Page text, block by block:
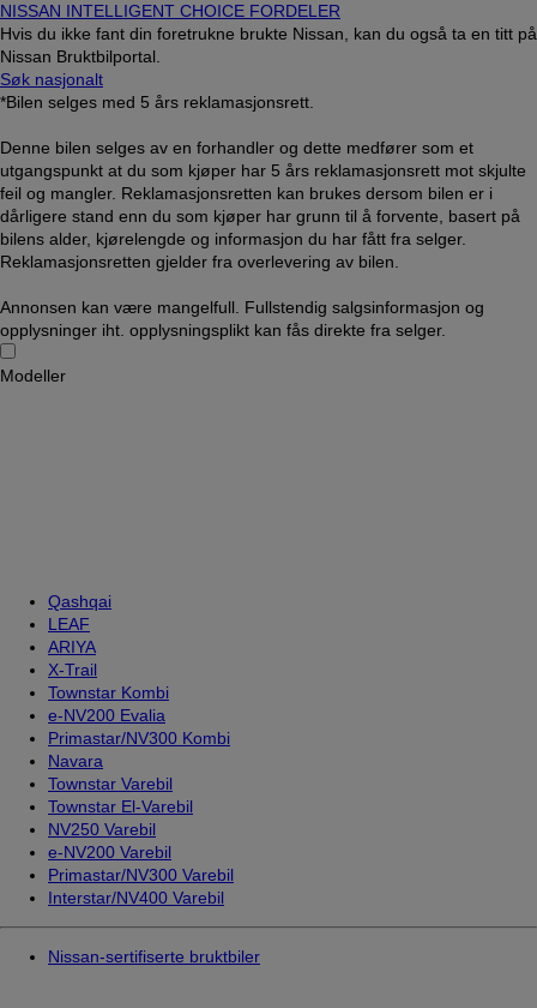
NISSAN INTELLIGENT CHOICE FORDELER
Hvis du ikke fant din foretrukne brukte Nissan, kan du også ta en titt på
Nissan Bruktbilportal.
Søk nasjonalt
*Bilen selges med 5 års reklamasjonsrett.
Denne bilen selges av en forhandler og dette medfører som et
utgangspunkt at du som kjøper har 5 års reklamasjonsrett mot skjulte
feil og mangler. Reklamasjonsretten kan brukes dersom bilen er i
dårligere stand enn du som kjøper har grunn til å forvente, basert på
bilens alder, kjørelengde og informasjon du har fått fra selger.
Reklamasjonsretten gjelder fra overlevering av bilen.
Annonsen kan være mangelfull. Fullstendig salgsinformasjon og
opplysninger iht. opplysningsplikt kan fås direkte fra selger.
Modeller
Qashqai
LEAF
ARIYA
X-Trail
Townstar Kombi
e-NV200 Evalia
Primastar/NV300 Kombi
Navara
Townstar Varebil
Townstar El-Varebil
NV250 Varebil
e-NV200 Varebil
Primastar/NV300 Varebil
Interstar/NV400 Varebil
Nissan-sertifiserte bruktbiler